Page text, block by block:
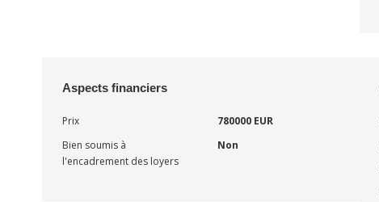
Aspects financiers
Prix
780000 EUR
Bien soumis à
l'encadrement des loyers
Non